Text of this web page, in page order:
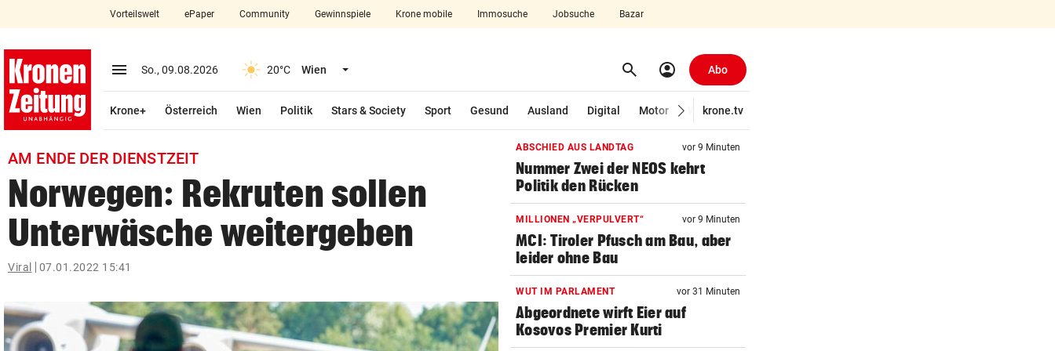
closeSchließen
account_circle Anmelden
arrow_right
pin_drop
bookmark
search
Suchbegriff
Vorteilswelt ePaper Community Gewinnspiele Krone mobile Immosuche Jobsuche Bazar
menu Menü aufklappen
So., 09.08.2026 20°C Wien Menü aufklappen search Suchen
account_circle Abo
Krone+ Österreich Wien Politik Stars & Society Sport Gesund Ausland Digital Motor Wirtschaft
krone.tv
AM ENDE DER DIENSTZEIT
Norwegen: Rekruten sollen
Unterwäsche weitergeben
Viral 07.01.2022 15:41
ABSCHIED AUS LANDTAG vor 9 Minuten
Nummer Zwei der NEOS kehrt
Politik den Rücken
MILLIONEN „VERPULVERT“ vor 9 Minuten
MCI: Tiroler Pfusch am Bau, aber
leider ohne Bau
WUT IM PARLAMENT vor 31 Minuten
Abgeordnete wirft Eier auf
Kosovos Premier Kurti